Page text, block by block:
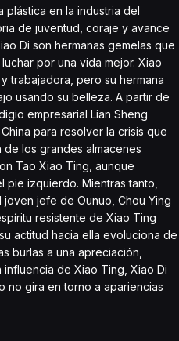
plástica en la industria del
de juventud, coraje y avance
Di son hermanas gemelas que
por una vida mejor. Xiao
trabajadora, pero su hermana
usando su belleza. A partir de
empresarial Lian Sheng
para resolver la crisis que
de los grandes almacenes
Tao Xiao Ting, aunque
pie izquierdo. Mientras tanto,
joven jefe de Ounuo, Chou Ying
resistente de Xiao Ting
actitud hacia ella evoluciona de
burlas a una apreciación,
de Xiao Ting, Xiao Di
no gira en torno a apariencias